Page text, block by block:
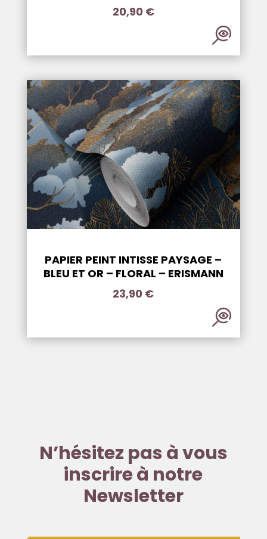
20,90 €
PAPIER PEINT INTISSE PAYSAGE –
BLEU ET OR – FLORAL – ERISMANN
23,90 €
N’hésitez pas à vous
inscrire à notre
Newsletter